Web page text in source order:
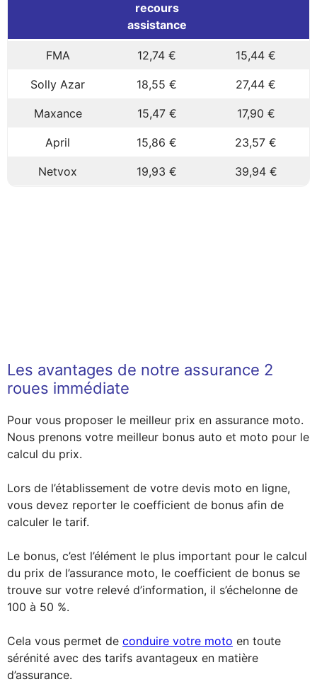
recours
assistance
FMA 12,74 € 15,44 €
Solly Azar 18,55 € 27,44 €
Maxance 15,47 € 17,90 €
April 15,86 € 23,57 €
Netvox 19,93 € 39,94 €
Les avantages de notre assurance 2
roues immédiate
Pour vous proposer le meilleur prix en assurance moto.
Nous prenons votre meilleur bonus auto et moto pour le
calcul du prix.
Lors de l’établissement de votre devis moto en ligne,
vous devez reporter le coefficient de bonus afin de
calculer le tarif.
Le bonus, c’est l’élément le plus important pour le calcul
du prix de l’assurance moto, le coefficient de bonus se
trouve sur votre relevé d’information, il s’échelonne de
100 à 50 %.
Cela vous permet de conduire votre moto en toute
sérénité avec des tarifs avantageux en matière
d’assurance.